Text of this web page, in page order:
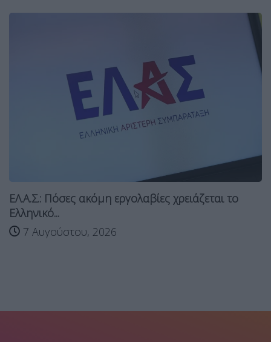
ΕΛ.Α.Σ.: Πόσες ακόμη εργολαβίες χρειάζεται το
Ελληνικό...
7 Αυγούστου, 2026